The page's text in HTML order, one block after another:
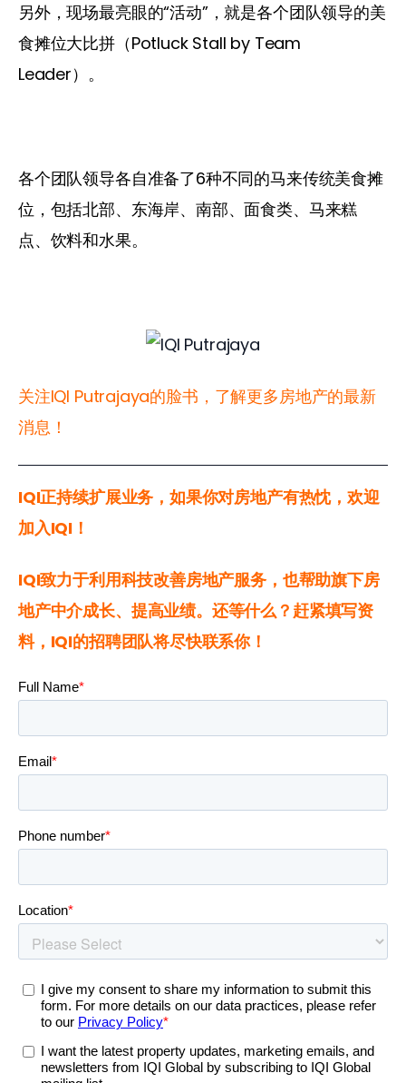
另外，现场最亮眼的“活动”，就是各个团队领导的美
食摊位大比拼（Potluck Stall by Team
Leader）。
各个团队领导各自准备了6种不同的马来传统美食摊
位，包括北部、东海岸、南部、面食类、马来糕
点、饮料和水果。
关注IQI Putrajaya的脸书，了解更多房地产的最新
消息！
IQI正持续扩展业务，如果你对房地产有热忱，欢迎
加入IQI！
IQI致力于利用科技改善房地产服务，也帮助旗下房
地产中介成长、提高业绩。还等什么？赶紧填写资
料，IQI的招聘团队将尽快联系你！